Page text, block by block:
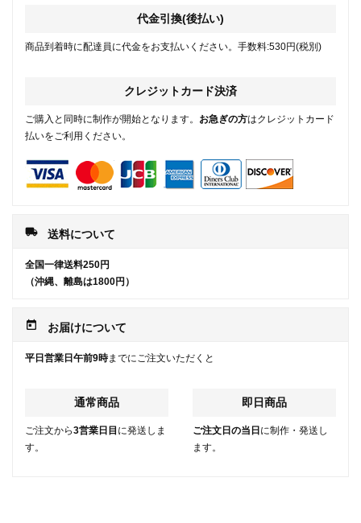
代金引換(後払い)
商品到着時に配達員に代金をお支払いください。手数料:530円(税別)
クレジットカード決済
ご購入と同時に制作が開始となります。 お急ぎの方はクレジットカード
払いをご利用ください。
local_shipping 送料について
全国一律送料250円
（沖縄、離島は1800円）
today お届けについて
平日営業日午前9時までにご注文いただくと
通常商品
ご注文から3営業日目 に発送しま
す。
即日商品
ご注文日の当日 に制作・発送し
ます。